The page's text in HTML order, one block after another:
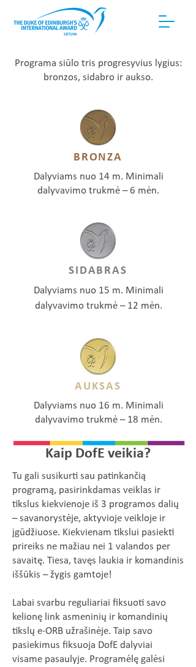
Programa siūlo tris progresyvius lygius:
bronzos, sidabro ir aukso.
BRONZA
Dalyviams nuo 14 m. Minimali
dalyvavimo trukmė – 6 mėn.
SIDABRAS
Dalyviams nuo 15 m. Minimali
dalyvavimo trukmė – 12 mėn.
AUKSAS
Dalyviams nuo 16 m. Minimali
dalyvavimo trukmė – 18 mėn.
Kaip DofE veikia?
Tu gali susikurti sau patinkančią
programą, pasirinkdamas veiklas ir
tikslus kiekvienoje iš 3 programos dalių
– savanorystėje, aktyvioje veikloje ir
įgūdžiuose. Kiekvienam tikslui pasiekti
prireiks ne mažiau nei 1 valandos per
savaitę. Tiesa, tavęs laukia ir komandinis
iššūkis – žygis gamtoje!
Labai svarbu reguliariai fiksuoti savo
kelionę link asmeninių ir komandinių
tikslų e-ORB užrašinėje. Taip savo
pasiekimus fiksuoja DofE dalyviai
visame pasaulyje. Programėlę galėsi